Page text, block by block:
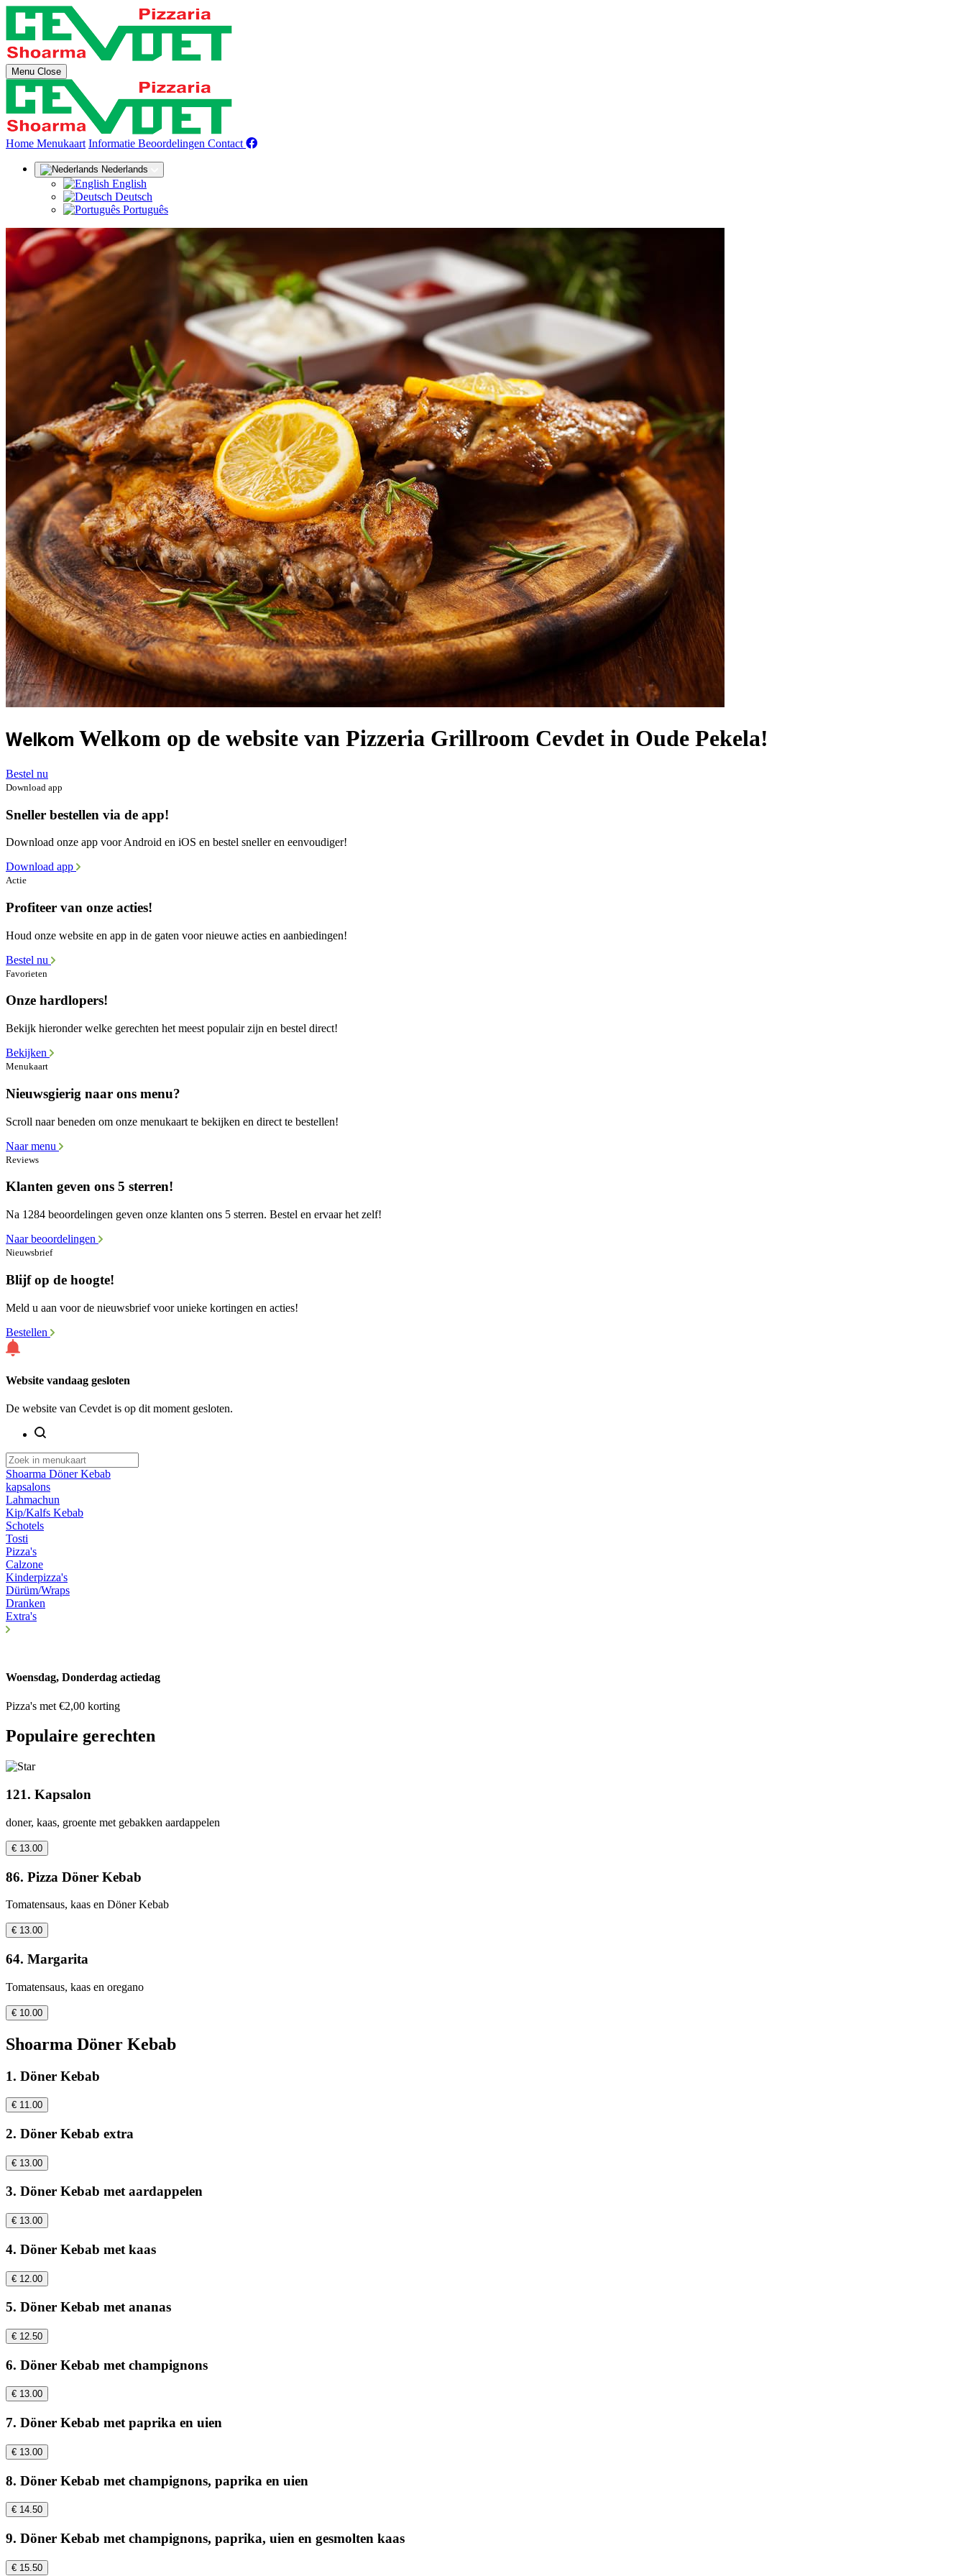
Menu Close
Home (huidige)
Menukaart Informatie Beoordelingen Contact
Nederlands
English
Deutsch
Português
Welkom Welkom op de website van Pizzeria Grillroom Cevdet in Oude Pekela!
Bestel nu
Download app
Sneller bestellen via de app!
Download onze app voor Android en iOS en bestel sneller en eenvoudiger!
Download app
Actie
Profiteer van onze acties!
Houd onze website en app in de gaten voor nieuwe acties en aanbiedingen!
Bestel nu
Favorieten
Onze hardlopers!
Bekijk hieronder welke gerechten het meest populair zijn en bestel direct!
Bekijken
Menukaart
Nieuwsgierig naar ons menu?
Scroll naar beneden om onze menukaart te bekijken en direct te bestellen!
Naar menu
Reviews
Klanten geven ons 5 sterren!
Na 1284 beoordelingen geven onze klanten ons 5 sterren. Bestel en ervaar het zelf!
Naar beoordelingen
Nieuwsbrief
Blijf op de hoogte!
Meld u aan voor de nieuwsbrief voor unieke kortingen en acties!
Bestellen
Website vandaag gesloten
De website van Cevdet is op dit moment gesloten.
Shoarma Döner Kebab
kapsalons
Lahmachun
Kip/Kalfs Kebab
Schotels
Tosti
Pizza's
Calzone
Kinderpizza's
Dürüm/Wraps
Dranken
Extra's
Woensdag, Donderdag actiedag
Pizza's met €2,00 korting
Populaire gerechten
121. Kapsalon
doner, kaas, groente met gebakken aardappelen
€ 13.00
86. Pizza Döner Kebab
Tomatensaus, kaas en Döner Kebab
€ 13.00
64. Margarita
Tomatensaus, kaas en oregano
€ 10.00
Shoarma Döner Kebab
1. Döner Kebab
€ 11.00
2. Döner Kebab extra
€ 13.00
3. Döner Kebab met aardappelen
€ 13.00
4. Döner Kebab met kaas
€ 12.00
5. Döner Kebab met ananas
€ 12.50
6. Döner Kebab met champignons
€ 13.00
7. Döner Kebab met paprika en uien
€ 13.00
8. Döner Kebab met champignons, paprika en uien
€ 14.50
9. Döner Kebab met champignons, paprika, uien en gesmolten kaas
€ 15.50